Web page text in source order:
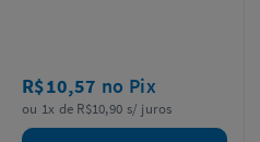
R$10,57 no Pix
ou 1x de R$10,90 s/ juros